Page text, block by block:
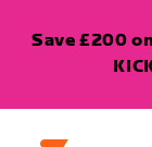
Save £200